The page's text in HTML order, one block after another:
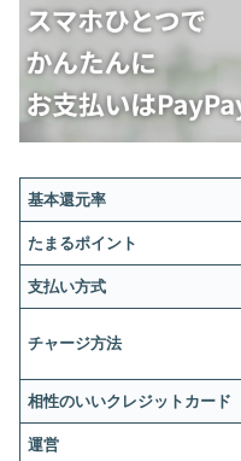
基本還元率
たまるポイント
支払い方式
チャージ方法
相性のいいクレジットカード
運営